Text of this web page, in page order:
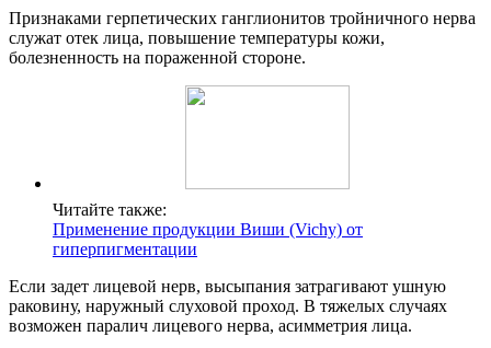
Признаками герпетических ганглионитов тройничного нерва
служат отек лица, повышение температуры кожи,
болезненность на пораженной стороне.
Читайте также:
Применение продукции Виши (Vichy) от
гиперпигментации
Если задет лицевой нерв, высыпания затрагивают ушную
раковину, наружный слуховой проход. В тяжелых случаях
возможен паралич лицевого нерва, асимметрия лица.